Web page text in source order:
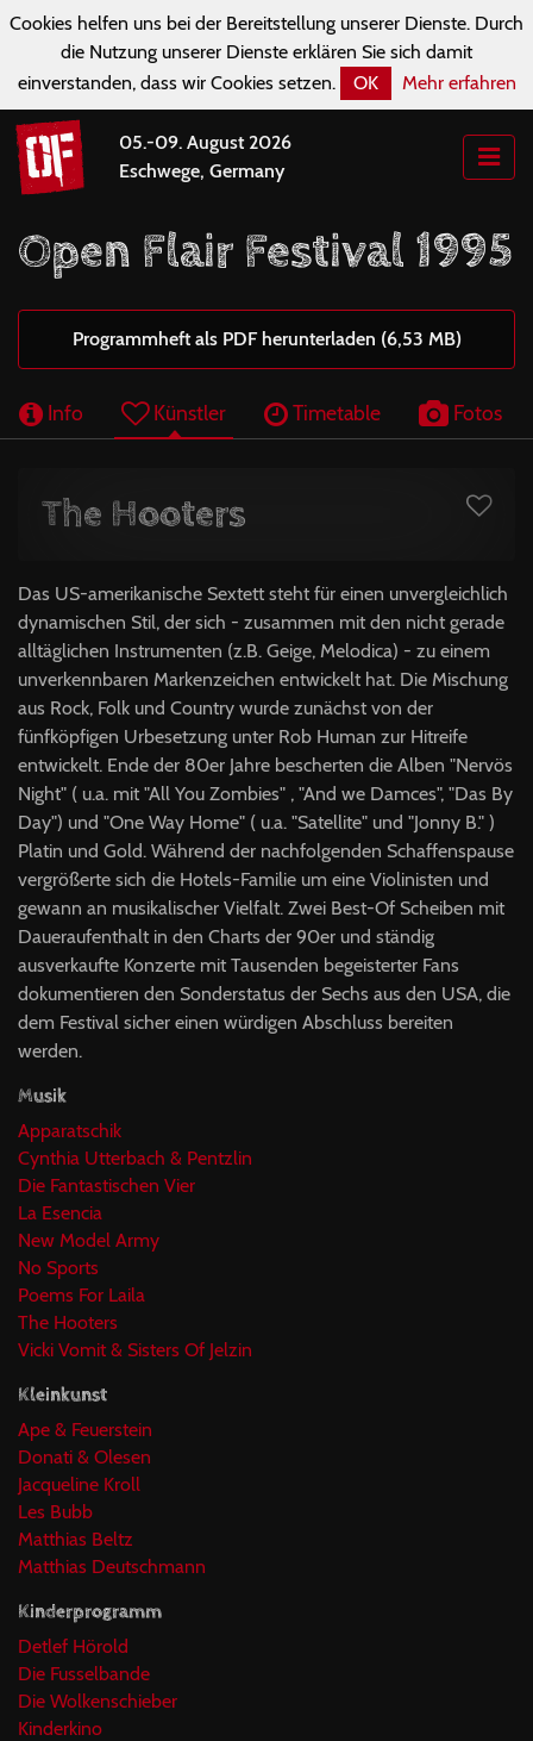
Cookies helfen uns bei der Bereitstellung unserer Dienste. Durch
die Nutzung unserer Dienste erklären Sie sich damit
einverstanden, dass wir Cookies setzen.
OK Mehr erfahren
05.-09. August 2026
Eschwege, Germany
Open Flair Festival 1995
Programmheft als PDF herunterladen (6,53 MB)
Info Künstler Timetable Fotos
The Hooters
Das US-amerikanische Sextett steht für einen unvergleichlich
dynamischen Stil, der sich - zusammen mit den nicht gerade
alltäglichen Instrumenten (z.B. Geige, Melodica) - zu einem
unverkennbaren Markenzeichen entwickelt hat. Die Mischung
aus Rock, Folk und Country wurde zunächst von der
fünfköpfigen Urbesetzung unter Rob Human zur Hitreife
entwickelt. Ende der 80er Jahre bescherten die Alben "Nervös
Night" ( u.a. mit "All You Zombies" , "And we Damces", "Das By
Day") und "One Way Home" ( u.a. "Satellite" und "Jonny B." )
Platin und Gold. Während der nachfolgenden Schaffenspause
vergrößerte sich die Hotels-Familie um eine Violinisten und
gewann an musikalischer Vielfalt. Zwei Best-Of Scheiben mit
Daueraufenthalt in den Charts der 90er und ständig
ausverkaufte Konzerte mit Tausenden begeisterter Fans
dokumentieren den Sonderstatus der Sechs aus den USA, die
dem Festival sicher einen würdigen Abschluss bereiten
werden.
Musik
Apparatschik
Cynthia Utterbach & Pentzlin
Die Fantastischen Vier
La Esencia
New Model Army
No Sports
Poems For Laila
The Hooters
Vicki Vomit & Sisters Of Jelzin
Kleinkunst
Ape & Feuerstein
Donati & Olesen
Jacqueline Kroll
Les Bubb
Matthias Beltz
Matthias Deutschmann
Kinderprogramm
Detlef Hörold
Die Fusselbande
Die Wolkenschieber
Kinderkino